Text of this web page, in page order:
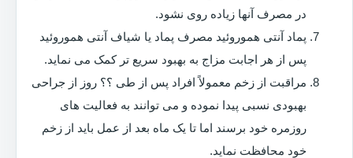
در مصرف آنها زیاده روی نشود.
پماد آنتی هموروئید مصرف پماد یا شیاف آنتی هموروئید
پس از هر اجابت مزاج به بهبود سریع تر کمک می نماید.
مراقبت از زخم معمولاً افراد پس از طی ؟؟ روز از جراحی
بهبودی نسبی پیدا نموده و می توانند به فعالیت های
روزمره خود برسند اما تا یک ماه بعد از عمل باید از زخم
خود محافظت نماید.